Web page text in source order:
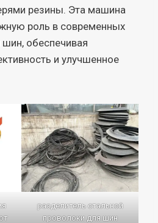
резины. Эта машина
роль в современных
шин, обеспечивая
и улучшенное
разделитель стальной
проволоки для шин